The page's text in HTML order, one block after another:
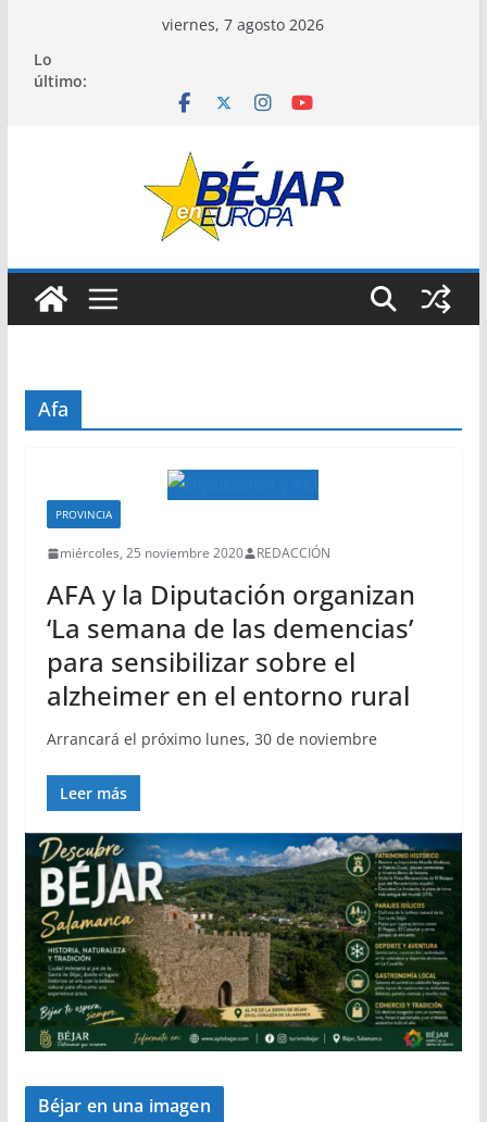
contenido
viernes, 7 agosto 2026
Lo
último:
Afa
PROVINCIA
miércoles, 25 noviembre 2020 REDACCIÓN
AFA y la Diputación organizan
‘La semana de las demencias’
para sensibilizar sobre el
alzheimer en el entorno rural
Arrancará el próximo lunes, 30 de noviembre
Leer más
Béjar en una imagen